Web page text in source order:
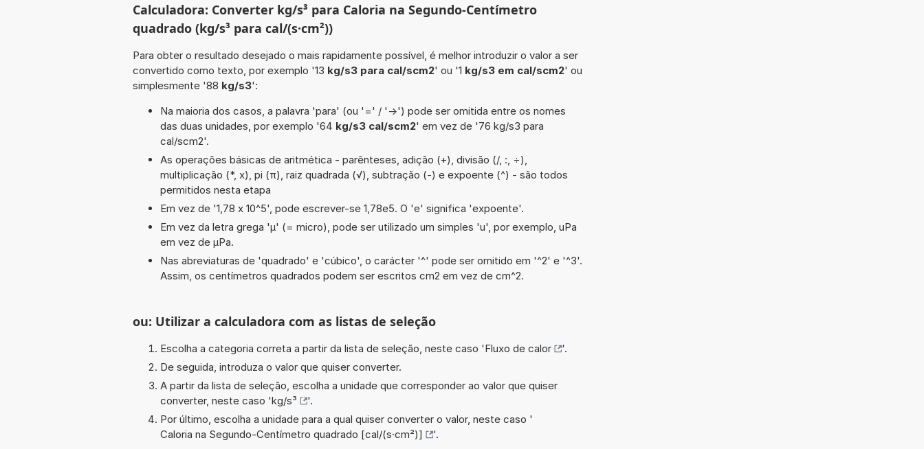
Calculadora: Converter kg/s³ para Caloria na Segundo-Centímetro
quadrado (kg/s³ para cal/(s·cm²))
Para obter o resultado desejado o mais rapidamente possível, é melhor introduzir o valor a ser
convertido como texto, por exemplo '13 kg/s3 para cal/scm2' ou '1 kg/s3 em cal/scm2' ou
simplesmente '88 kg/s3':
Na maioria dos casos, a palavra 'para' (ou '=' / '->') pode ser omitida entre os nomes
das duas unidades, por exemplo '64 kg/s3 cal/scm2' em vez de '76 kg/s3 para
cal/scm2'.
As operações básicas de aritmética - parênteses, adição (+), divisão (/, :, ÷),
multiplicação (*, x), pi (π), raiz quadrada (√), subtração (-) e expoente (^) - são todos
permitidos nesta etapa
Em vez de '1,78 x 10^5', pode escrever-se 1,78e5. O 'e' significa 'expoente'.
Em vez da letra grega 'µ' (= micro), pode ser utilizado um simples 'u', por exemplo, uPa
em vez de µPa.
Nas abreviaturas de 'quadrado' e 'cúbico', o carácter '^' pode ser omitido em '^2' e '^3'.
Assim, os centímetros quadrados podem ser escritos cm2 em vez de cm^2.
ou: Utilizar a calculadora com as listas de seleção
Escolha a categoria correta a partir da lista de seleção, neste caso 'Fluxo de calor
'.
De seguida, introduza o valor que quiser converter.
A partir da lista de seleção, escolha a unidade que corresponder ao valor que quiser
converter, neste caso 'kg/s³
'.
Por último, escolha a unidade para a qual quiser converter o valor, neste caso '
Caloria na Segundo-Centímetro quadrado [cal/(s·cm²)]
'.